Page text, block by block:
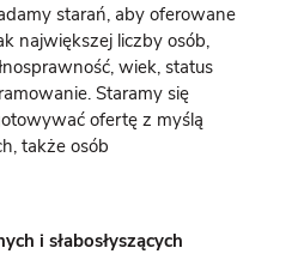
starań, aby oferowane
największej liczby osób,
wiek, status
Staramy się
ofertę z myślą
także osób
i słabosłyszących